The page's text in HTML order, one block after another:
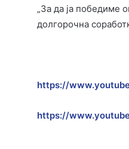
„За да ја победиме
долгорочна
https://
https://